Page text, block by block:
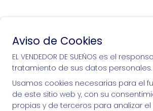
Si puedes soñarlo, puedes
suerte!
Aviso de Cookies
EL VENDEDOR DE SUEÑOS es el
tratamiento de sus datos personales.
Usamos cookies necesarias para el
de este sitio web y, con su
propias y de terceros para analizar